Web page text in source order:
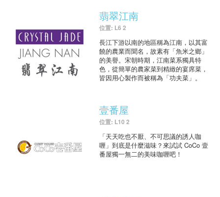
翡翠江南
位置: L6 2
長江下游以南的地區稱為江南，以其富
饒的農業而聞名，故素有「魚米之鄉」
的美譽。宋朝時期，江南菜系獨具特
色，從簡單的農家菜到精緻的宴席菜，
皆因用心製作而被稱為「功夫菜」。
壹番屋
位置: L10 2
「天天吃也不厭、不可思議的誘人咖
喱」到底是什麼滋味？來試試 CoCo 壹
番屋獨一無二的美味咖喱吧！